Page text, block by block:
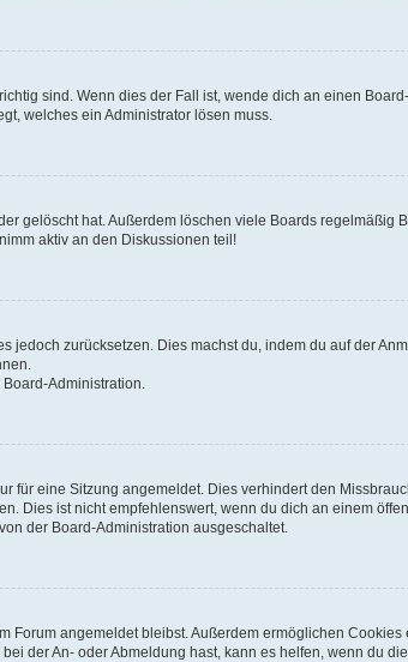
sind. Wenn dies der Fall ist, wende dich an einen
welches ein Administrator lösen muss.
gelöscht hat. Außerdem löschen viele Boards regelmäßig
aktiv an den Diskussionen teil!
zurücksetzen. Dies machst du, indem du auf der
Administration.
für eine Sitzung angemeldet. Dies verhindert den
Dies ist nicht empfehlenswert, wenn du dich an einem
der Board-Administration ausgeschaltet.
Forum angemeldet bleibst. Außerdem ermöglichen
der An- oder Abmeldung hast, kann es helfen, wenn du